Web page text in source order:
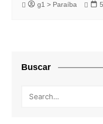
g1 > Paraíba
Buscar